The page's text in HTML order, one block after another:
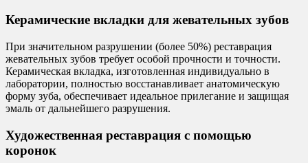
Керамические вкладки для жевательных зубов
При значительном разрушении (более 50%) реставрация
жевательных зубов требует особой прочности и точности.
Керамическая вкладка, изготовленная индивидуально в
лаборатории, полностью восстанавливает анатомическую
форму зуба, обеспечивает идеальное прилегание и защищая
эмаль от дальнейшего разрушения.
Художественная реставрация с помощью
коронок